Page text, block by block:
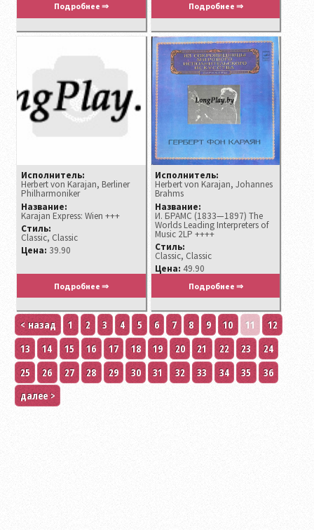
Подробнее ⇒ Подробнее ⇒
Исполнитель:
Herbert von Karajan, Berliner
Philharmoniker
Название:
Karajan Express: Wien +++
Стиль:
Classic, Classic
Цена: 39.90
Подробнее ⇒
Исполнитель:
Herbert von Karajan, Johannes
Brahms
Название:
И. БРАМС (1833—1897) The
Worlds Leading Interpreters of
Music 2LP ++++
Стиль:
Classic, Classic
Цена: 49.90
Подробнее ⇒
< назад 1 2 3 4 5 6 7 8 9 10 11
12
13
14 15 16 17 18 19 20 21 22 23
24
25
26 27 28 29 30 31 32 33 34 35
36
далее >